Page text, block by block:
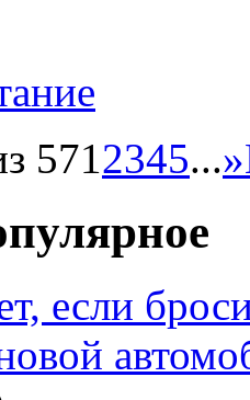
5712345...»
если